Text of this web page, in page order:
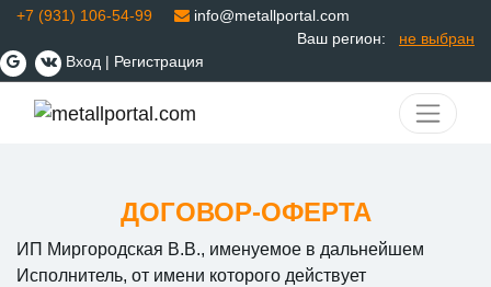
+7 (931) 106-54-99
info@metallportal.com
Ваш регион:
не выбран
Вход | Регистрация
ДОГОВОР-ОФЕРТА
ИП Миргородская В.В., именуемое в дальнейшем
Исполнитель, от имени которого действует